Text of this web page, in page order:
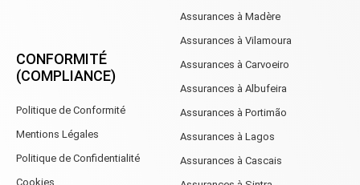
CONFORMITÉ
(COMPLIANCE)
Politique de Conformité
Mentions Légales
Politique de Confidentialité
Cookies
Assurances à Madère
Assurances à Vilamoura
Assurances à Carvoeiro
Assurances à Albufeira
Assurances à Portimão
Assurances à Lagos
Assurances à Cascais